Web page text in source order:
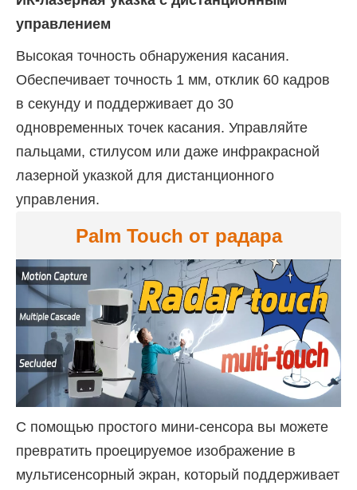
управлением
Высокая точность обнаружения касания.
Обеспечивает точность 1 мм, отклик 60 кадров
в секунду и поддерживает до 30
одновременных точек касания. Управляйте
пальцами, стилусом или даже инфракрасной
лазерной указкой для дистанционного
управления.
Palm Touch от радара
С помощью простого мини-сенсора вы можете
превратить проецируемое изображение в
мультисенсорный экран, который поддерживает